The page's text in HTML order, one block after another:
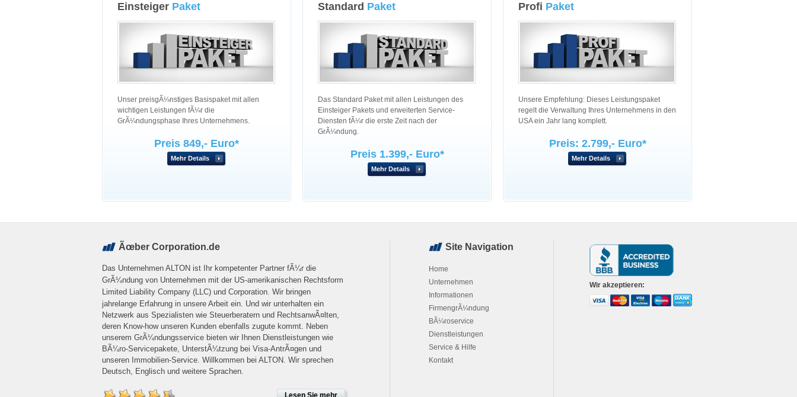
Einsteiger Paket
Unser preisgÃ¼nstiges Basispaket mit allen
wichtigen Leistungen fÃ¼r die
GrÃ¼ndungsphase Ihres Unternehmens.
Preis 849,- Euro*
Mehr Details
Standard Paket
Das Standard Paketmit allen Leistungen des
Einsteiger Pakets und erweiterten Service-
Diensten fÃ¼r die erste Zeit nach der
GrÃ¼ndung.
Preis 1.399,- Euro*
Mehr Details
Profi Paket
Unsere Empfehlung: Dieses Leistungspaket
regelt die Verwaltung Ihres Unternehmens in den
USA ein Jahr lang komplett.
Preis: 2.799,- Euro*
Mehr Details
Ãœber Corporation.de
Das Unternehmen ALTON ist Ihr kompetenter Partner fÃ¼r die
GrÃ¼ndung von Unternehmen mit der US-amerikanischen Rechtsform
Limited Liability Company (LLC) und Corporation. Wir bringen
jahrelange Erfahrung in unsere Arbeit ein. Und wir unterhalten ein
Netzwerk aus Spezialisten wie Steuerberatern und RechtsanwÃ¤lten,
deren Know-how unseren Kunden ebenfalls zugute kommt. Neben
unserem GrÃ¼ndungsservice bieten wir Ihnen Dienstleistungen wie
BÃ¼ro-Servicepakete, UnterstÃ¼tzung bei Visa-AntrÃ¤gen und
unseren Immobilien-Service. Willkommen bei ALTON. Wir sprechen
Deutsch, Englisch und weitere Sprachen.
Lesen Sie mehr
Site Navigation
Home
Unternehmen
Informationen
FirmengrÃ¼ndung
BÃ¼roservice
Dienstleistungen
Service & Hilfe
Kontakt
Wir akzeptieren: